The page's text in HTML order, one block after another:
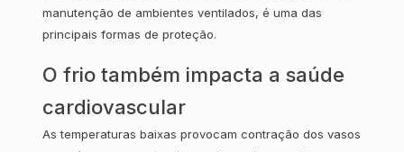
manutenção de ambientes ventilados, é uma das
principais formas de proteção.
O frio também impacta a saúde
cardiovascular
As temperaturas baixas provocam contração dos vasos